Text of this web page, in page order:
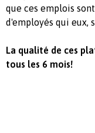
que ces emplois
d'employés qui eux,
La qualité de ces
tous les 6 mois!